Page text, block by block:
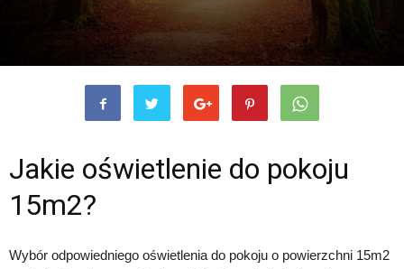
Jakie oświetlenie do pokoju
15m2?
Wybór odpowiedniego oświetlenia do pokoju o powierzchni 15m2